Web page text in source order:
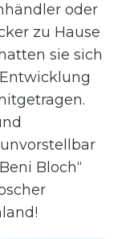
oder
zu Hause
sie sich
Bloch“